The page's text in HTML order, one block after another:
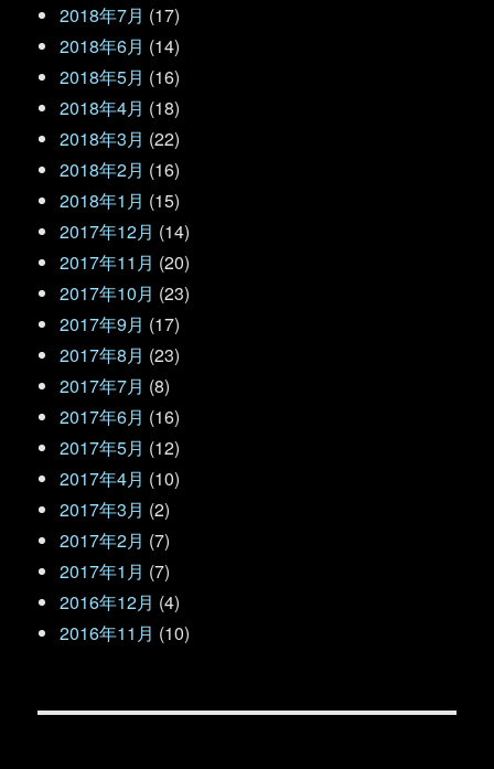
2018年7月 (17)
2018年6月 (14)
2018年5月 (16)
2018年4月 (18)
2018年3月 (22)
2018年2月 (16)
2018年1月 (15)
2017年12月 (14)
2017年11月 (20)
2017年10月 (23)
2017年9月 (17)
2017年8月 (23)
2017年7月 (8)
2017年6月 (16)
2017年5月 (12)
2017年4月 (10)
2017年3月 (2)
2017年2月 (7)
2017年1月 (7)
2016年12月 (4)
2016年11月 (10)